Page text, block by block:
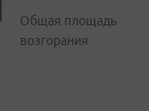
Общая площадь
возгорания